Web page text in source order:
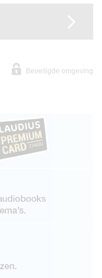
Beveiligde omgeving